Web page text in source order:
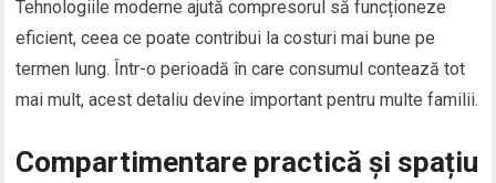
Tehnologiile moderne ajută compresorul să funcționeze
eficient, ceea ce poate contribui la costuri mai bune pe
termen lung. Într-o perioadă în care consumul contează tot
mai mult, acest detaliu devine important pentru multe familii.
Compartimentare practică și spațiu